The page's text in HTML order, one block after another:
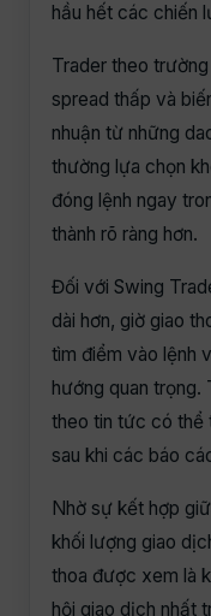
hầu hết các chiến
Trader theo
spread thấp và
nhuận từ những
thường lựa chọn
đóng lệnh ngay
thành rõ ràng hơn.
Đối với Swing
dài hơn, giờ giao
tìm điểm vào lệnh
hướng quan trọng.
theo tin tức có thể
sau khi các báo
Nhờ sự kết hợp
khối lượng giao
thoa được xem là
hội giao dịch nhất